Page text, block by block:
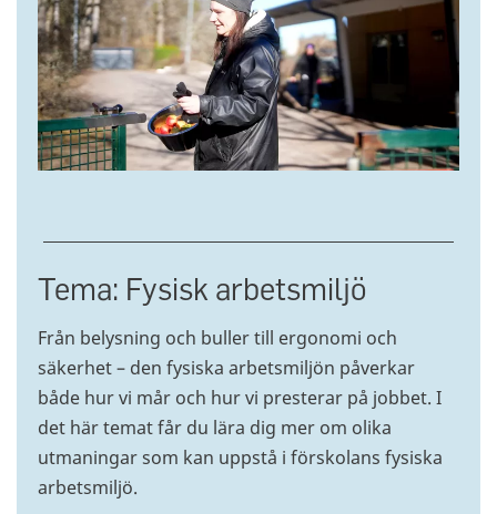
Tema: Fysisk arbetsmiljö
Från belysning och buller till ergonomi och
säkerhet – den fysiska arbetsmiljön påverkar
både hur vi mår och hur vi presterar på jobbet. I
det här temat får du lära dig mer om olika
utmaningar som kan uppstå i förskolans fysiska
arbetsmiljö.